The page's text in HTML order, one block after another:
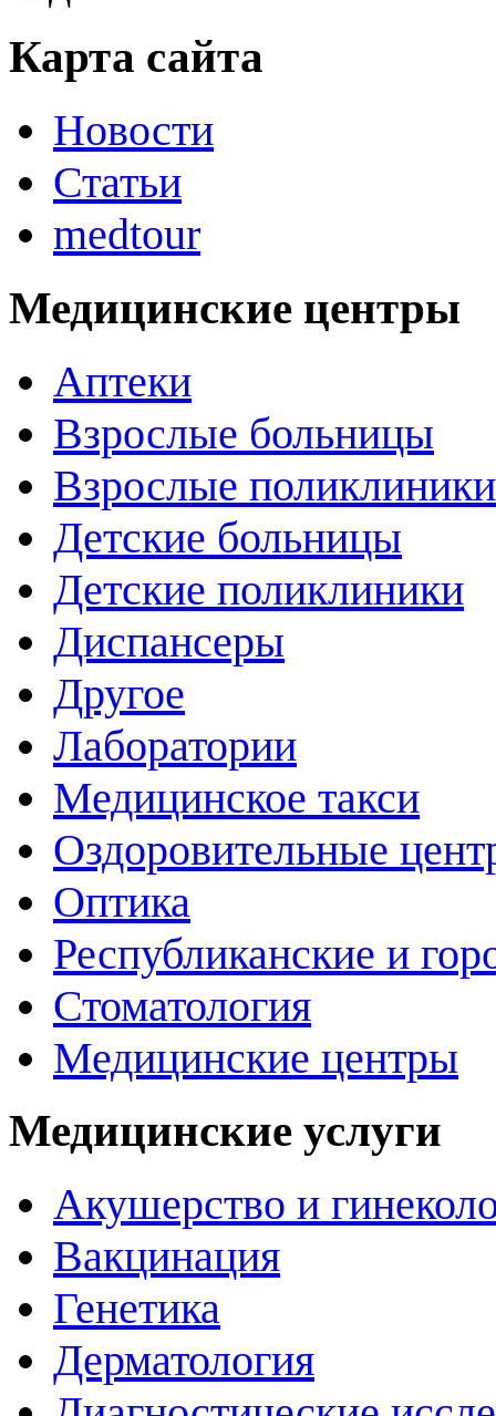
Карта сайта
Новости
Статьи
medtour
Медицинские центры
Аптеки
Взрослые больницы
Взрослые поликлиники
Детские больницы
Детские поликлиники
Диспансеры
Другое
Лаборатории
Медицинское такси
Оздоровительные
Оптика
Республиканские и
Стоматология
Медицинские центры
Медицинские услуги
Акушерство и
Вакцинация
Генетика
Дерматология